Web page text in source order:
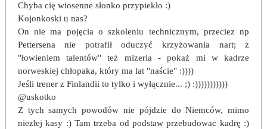
Chyba cię wiosenne słonko przypiekło :)
Kojonkoski u nas?
On nie ma pojęcia o szkoleniu technicznym, przeciez np
Pettersena nie potrafił oduczyć krzyżowania nart; z
"łowieniem talentów" też mizeria - pokaż mi w kadrze
norweskiej chłopaka, który ma lat "naście" :))))
Jeśli trener z Finlandii to tylko i wyłącznie... ;) :)))))))))))
@uskotko
Z tych samych powodów nie pójdzie do Niemców, mimo
niezłej kasy :) Tam trzeba od podstaw przebudowac kadrę :)